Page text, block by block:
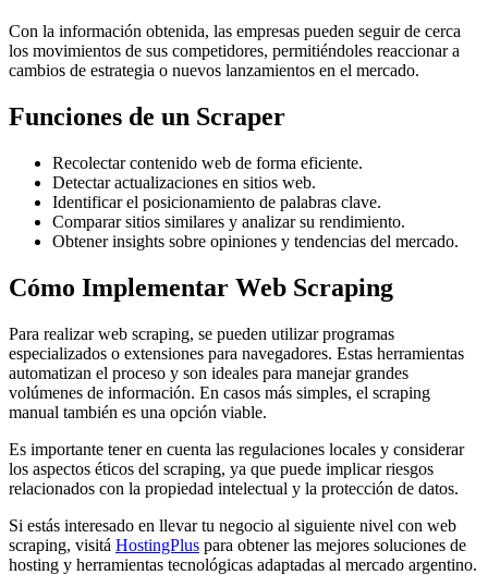
Con la información obtenida, las empresas pueden seguir de cerca
los movimientos de sus competidores, permitiéndoles reaccionar a
cambios de estrategia o nuevos lanzamientos en el mercado.
Funciones de un Scraper
Recolectar contenido web de forma eficiente.
Detectar actualizaciones en sitios web.
Identificar el posicionamiento de palabras clave.
Comparar sitios similares y analizar su rendimiento.
Obtener insights sobre opiniones y tendencias del mercado.
Cómo Implementar Web Scraping
Para realizar web scraping, se pueden utilizar programas
especializados o extensiones para navegadores. Estas herramientas
automatizan el proceso y son ideales para manejar grandes
volúmenes de información. En casos más simples, el scraping
manual también es una opción viable.
Es importante tener en cuenta las regulaciones locales y considerar
los aspectos éticos del scraping, ya que puede implicar riesgos
relacionados con la propiedad intelectual y la protección de datos.
Si estás interesado en llevar tu negocio al siguiente nivel con web
scraping, visitá HostingPlus para obtener las mejores soluciones de
hosting y herramientas tecnológicas adaptadas al mercado argentino.